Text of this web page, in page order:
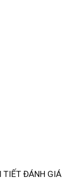
TIẾT ĐÁNH GIÁ